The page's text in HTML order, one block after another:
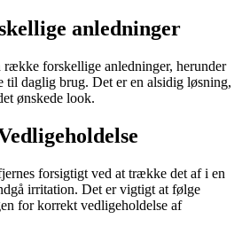
anledninger
række forskellige anledninger, herunder
til daglig brug. Det er en alsidig løsning,
ønskede look.
forsigtigt ved at trække det af i en
irritation. Det er vigtigt at følge
for korrekt vedligeholdelse af